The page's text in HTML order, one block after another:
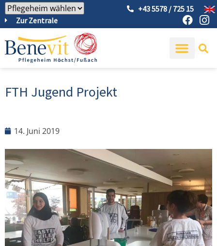
Zur Zentrale
+43 5578 / 725 15
FTH Jugend Projekt
14. Juni 2019